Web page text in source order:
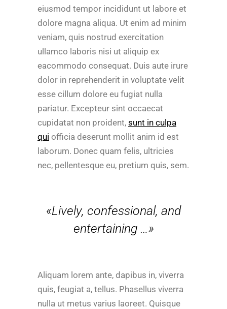
eiusmod tempor incididunt ut labore et
dolore magna aliqua. Ut enim ad minim
veniam, quis nostrud exercitation
ullamco laboris nisi ut aliquip ex
eacommodo consequat. Duis aute irure
dolor in reprehenderit in voluptate velit
esse cillum dolore eu fugiat nulla
pariatur. Excepteur sint occaecat
cupidatat non proident, sunt in culpa
qui officia deserunt mollit anim id est
laborum. Donec quam felis, ultricies
nec, pellentesque eu, pretium quis, sem.
«Lively, confessional, and
entertaining …»
Aliquam lorem ante, dapibus in, viverra
quis, feugiat a, tellus. Phasellus viverra
nulla ut metus varius laoreet. Quisque